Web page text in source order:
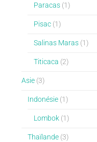
Paracas(1)
Pisac(1)
Salinas Maras(1)
Titicaca (2)
Asie(3)
Indonésie(1)
Lombok(1)
Thaïlande(3)